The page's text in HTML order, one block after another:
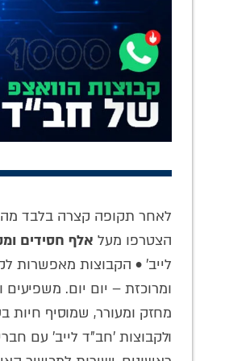
לאחר תקופה קצרה בלבד
הצטרפו מעל אלף חסידים
לייב' • הקבוצות מאפשרות
ומרוכזת – יום יום.
מחזק ומעורר, שמוסיף חיות
ולקבוצות 'חב"ד לייב' עם
לקט סיפורים
ר' פיניע קארף
סודו של
ה'צמח